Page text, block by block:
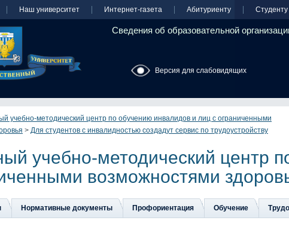
Наш университет Интернет-газета Абитуриенту Студенту
Сведения об образовательной
Версия для слабовидящих
учебно-методический центр по обучению инвалидов и лиц с ограниченными
> Для студентов с инвалидностью создадут сервис по трудоустройству
учебно-методический центр
возможностями
Нормативные документы Профориентация Обучение